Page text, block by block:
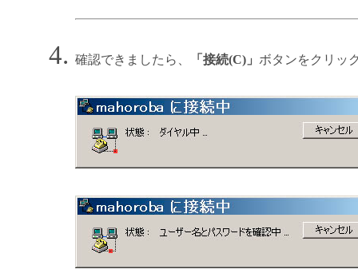
確認できましたら、 「接続(C)」 ボタンをクリッ